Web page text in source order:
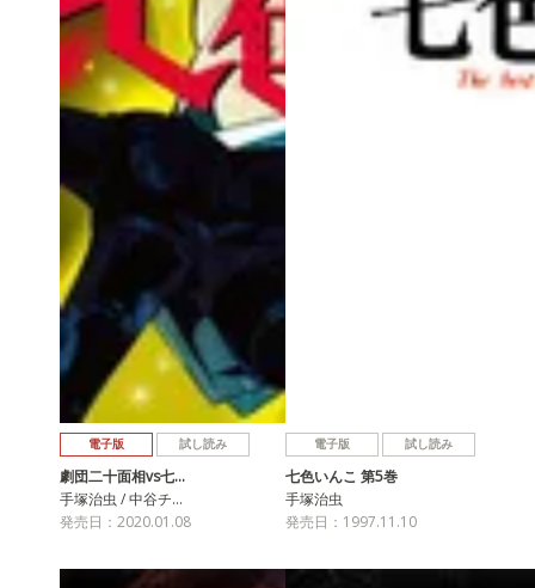
電子版 試し読み
劇団二十面相vs七…
手塚治虫 / 中谷チ…
発売日：2020.01.08
電子版 試し読み
七色いんこ 第5巻
手塚治虫
発売日：1997.11.10